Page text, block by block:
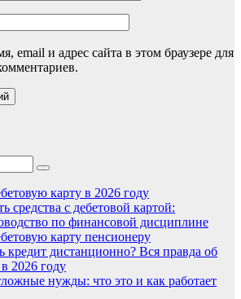
email и адрес сайта в этом браузере для
карту в 2026 году
средства с дебетовой картой:
по финансовой дисциплине
карту пенсионеру
кредит дистанционно? Вся правда об
2026 году
нужды: что это и как работает